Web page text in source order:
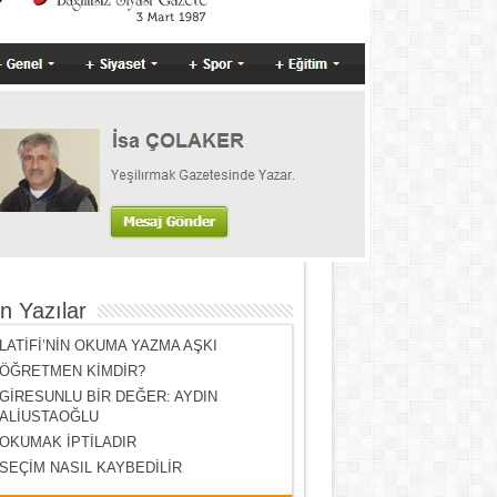
Yazılar
OKUMA YAZMA AŞKI
KİMDİR?
BİR DEĞER: AYDIN
İPTİLADIR
NASIL KAYBEDİLİR